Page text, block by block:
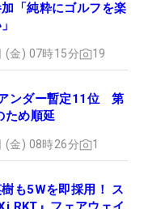
「純粋にゴルフを楽
(金) 07時15分 19
ンダー暫定11位 第
ため順延
(金) 08時26分 1
も5Wを即採用！ ス